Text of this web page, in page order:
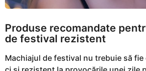
Produse recomandate
de festival rezistent
Machiajul de festival nu trebuie să